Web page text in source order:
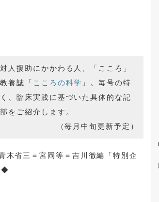
人援助にかかわる人、「こころ」
養誌「 こころの科学 」。毎号の特
、臨床実践に基づいた具体的な記
をご紹介します。
（毎月中旬更新予定）
木省三＝宮岡等＝吉川徹編「特別企
◆